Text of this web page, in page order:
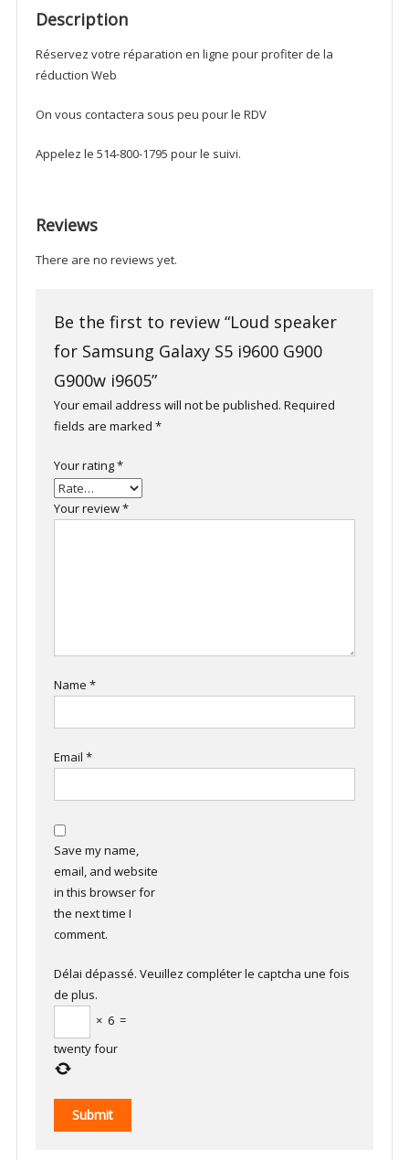
i9605Description
Réservez votre réparation en ligne pour profiter de la
réduction Web
On vous contactera sous peu pour le RDV
Appelez le 514-800-1795 pour le suivi.
Reviews
There are no reviews yet.
Be the first to review “Loud speaker
for Samsung Galaxy S5 i9600 G900
G900w i9605”
Your email address will not be published. Required
fields are marked *
Your rating*
Your review*
Name *
Email *
Save my name,
email, and website
in this browser for
the next time I
comment.
Délai dépassé. Veuillez compléter le captcha une fois
de plus.
× 6 =
twenty four